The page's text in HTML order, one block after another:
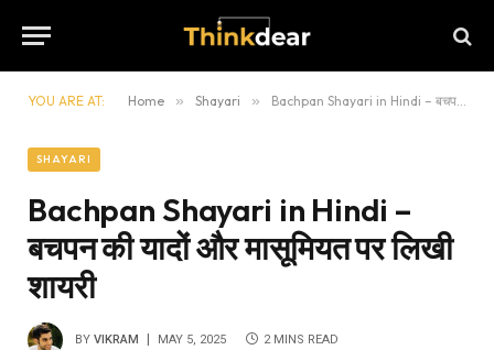
YOU ARE AT: Home » Shayari » Bachpan Shayari in Hindi – बचपन की यादों और मासूमियत पर लिखी शायरी
SHAYARI
Bachpan Shayari in Hindi –
बचपन की यादों और मासूमियत पर लिखी
शायरी
BY VIKRAM MAY 5, 2025 2 MINS READ